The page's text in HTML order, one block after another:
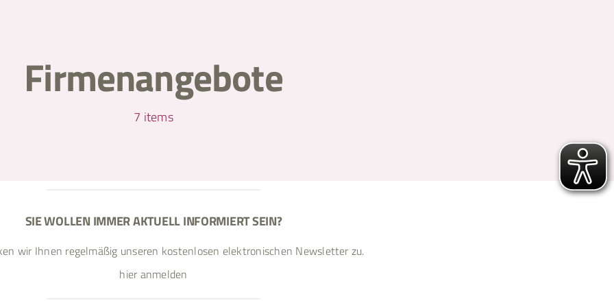
Firmenangebote
7 items
SIE WOLLEN IMMER AKTUELL INFORMIERT SEIN?
wir Ihnen regelmäßig unseren kostenlosen elektronischen Newsletter zu.
hier anmelden